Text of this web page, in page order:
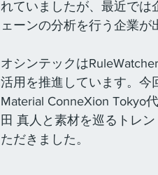
れていましたが、最近では
ェーンの分析を行う企業が
オシンテックは
活用を推進しています。今
Material ConneXion Tokyo
田 真人と素材を巡るトレ
ただきました。